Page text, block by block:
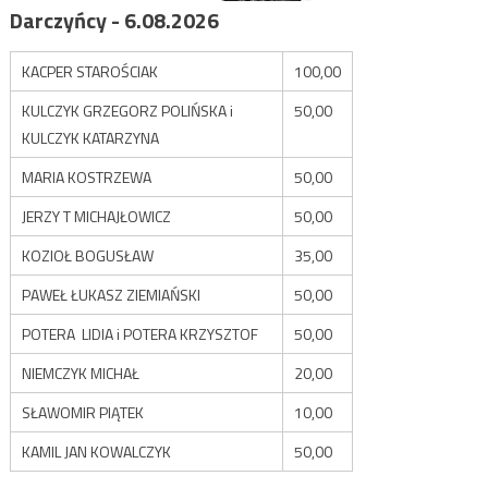
Darczyńcy - 6.08.2026
KACPER STAROŚCIAK
100,00
KULCZYK GRZEGORZ POLIŃSKA i
KULCZYK KATARZYNA
50,00
MARIA KOSTRZEWA
50,00
JERZY T MICHAJŁOWICZ
50,00
KOZIOŁ BOGUSŁAW
35,00
PAWEŁ ŁUKASZ ZIEMIAŃSKI
50,00
POTERA LIDIA i POTERA KRZYSZTOF
50,00
NIEMCZYK MICHAŁ
20,00
SŁAWOMIR PIĄTEK
10,00
KAMIL JAN KOWALCZYK
50,00